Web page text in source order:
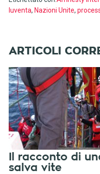
Iuventa, Nazioni Unite,
Il racconto di
salva vite